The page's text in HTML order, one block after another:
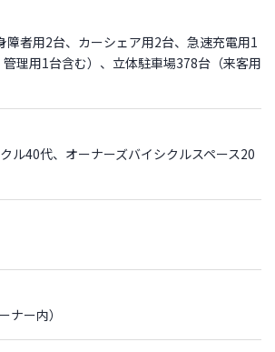
障者用2台、カーシェア用2台、急速充電用1
理用1台含む）、立体駐車場378台（来客用
ル40代、オーナーズバイシクルスペース20
ナー内）